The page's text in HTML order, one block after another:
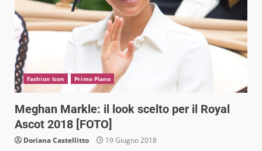
Fashion Icon Primo Piano
Meghan Markle: il look scelto per il Royal
Ascot 2018 [FOTO]
Doriana Castellitto 19 Giugno 2018